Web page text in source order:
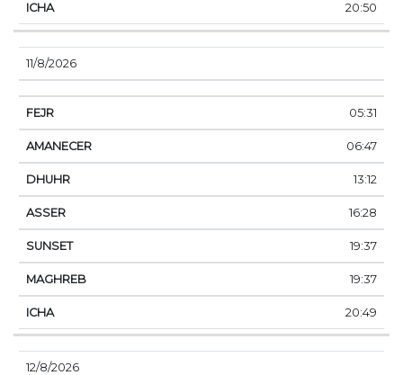
20:50
11/8/2026
05:31
06:47
13:12
16:28
19:37
19:37
20:49
12/8/2026